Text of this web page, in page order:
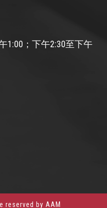
1:00；下午2:30至下午
reserved by AAM